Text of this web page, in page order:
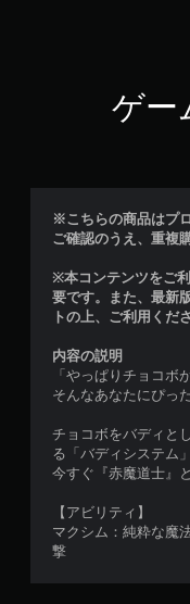
ゲー
※こちらの商品はプ
ご確認のうえ、重複
※本コンテンツをご
要です。また、最新
トの上、ご利用くだ
内容の説明
「やっぱりチョコボ
そんなあなたにぴっ
チョコボをバディと
る「バディシステム
今すぐ『赤魔道士』
【アビリティ】
マクシム：純粋な魔
撃